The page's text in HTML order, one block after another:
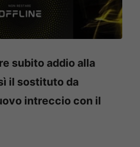
subito addio alla
il sostituto da
intreccio con il